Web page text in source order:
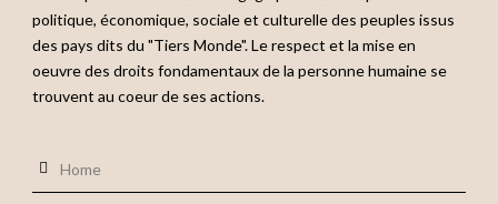
politique, économique, sociale et culturelle des peuples issus
des pays dits du "Tiers Monde". Le respect et la mise en
oeuvre des droits fondamentaux de la personne humaine se
trouvent au coeur de ses actions.
Home